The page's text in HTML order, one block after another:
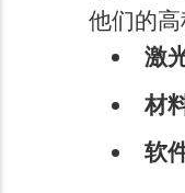
他们的
激
材
软